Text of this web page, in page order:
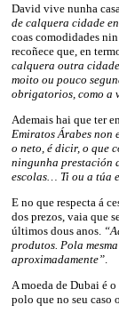
David vive nunha
de calquera cidade
coas comodidades
recoñece que, en
calquera outra
moito ou pouco
obrigatorios, como a
Ademais hai que ter
Emiratos Árabes non
o neto, é dicir, o que
ningunha prestación
escolas… Ti ou a túa
E no que respecta á
dos prezos, vaia que
últimos dous anos.
produtos. Pola
aproximadamente”
A moeda de Dubai é
polo que no seu caso